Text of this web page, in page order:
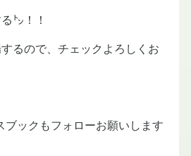
㌧！！
るので、チェックよろしくお
ブックもフォローお願いします